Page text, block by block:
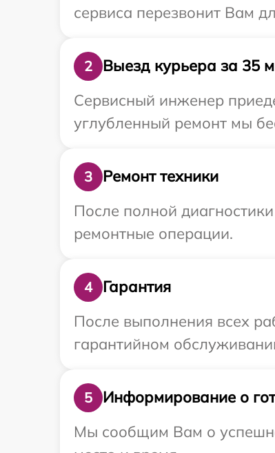
сервиса перезвонит Вам
2
Выезд курьера за 35
Сервисный инженер
углубленный ремонт мы
3
Ремонт техники
После полной
ремонтные операции.
4
Гарантия
После выполнения всех
гарантийном
5
Информирование о
Мы сообщим Вам о